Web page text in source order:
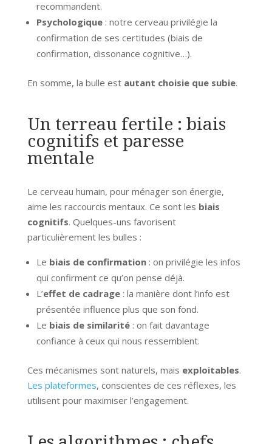
recommandent.
Psychologique: notre cerveau privilégie la
confirmation de ses certitudes (biais de
confirmation, dissonance cognitive…).
En somme, la bulle est autant choisie que subie.
Un terreau fertile : biais
cognitifs et paresse
mentale
Le cerveau humain, pour ménager son énergie,
aime les raccourcis mentaux. Ce sont les biais
cognitifs. Quelques-uns favorisent
particulièrement les bulles :
Le biais de confirmation: on privilégie les infos
qui confirment ce qu’on pense déjà.
L’effet de cadrage: la manière dont l’info est
présentée influence plus que son fond.
Le biais de similarité: on fait davantage
confiance à ceux qui nous ressemblent.
Ces mécanismes sont naturels, mais exploitables.
Les plateformes, conscientes de ces réflexes, les
utilisent pour maximiser l’engagement.